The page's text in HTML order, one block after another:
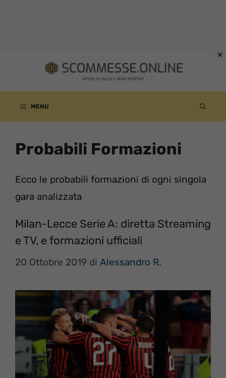
contenuto
MENU
Probabili Formazioni
Ecco le probabili formazioni di ogni singola
gara analizzata
Milan-Lecce Serie A: diretta Streaming
e TV, e formazioni ufficiali
20 Ottobre 2019 di Alessandro R.